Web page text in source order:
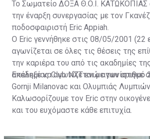
Το Σωματείο ΔΟΞΑ Θ.Ο.Ι. ΚΑΤΩΚΟΠΙΑΣ
την έναρξη συνεργασίας με τον
ποδοσφαιριστή Eric Appiah.
Ο Eric γεννήθηκε στις 08/05/2001 (22
αγωνίζεται σε όλες τις θέσεις της
την καριέρα του από τις ακαδημίες
ακαδημίας Club NXT ενώ αγωνίστηκε
Gornji Milanovac και Ολυμπιάς Λυμπιών.
Επέλεξε να αγωνίζεται με τον αριθμό
Καλωσορίζουμε τον Eric στην
και του ευχόμαστε κάθε επιτυχία.